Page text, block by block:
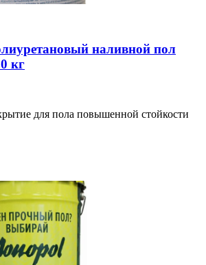
наливной пол
кг
для пола повышенной стойкости